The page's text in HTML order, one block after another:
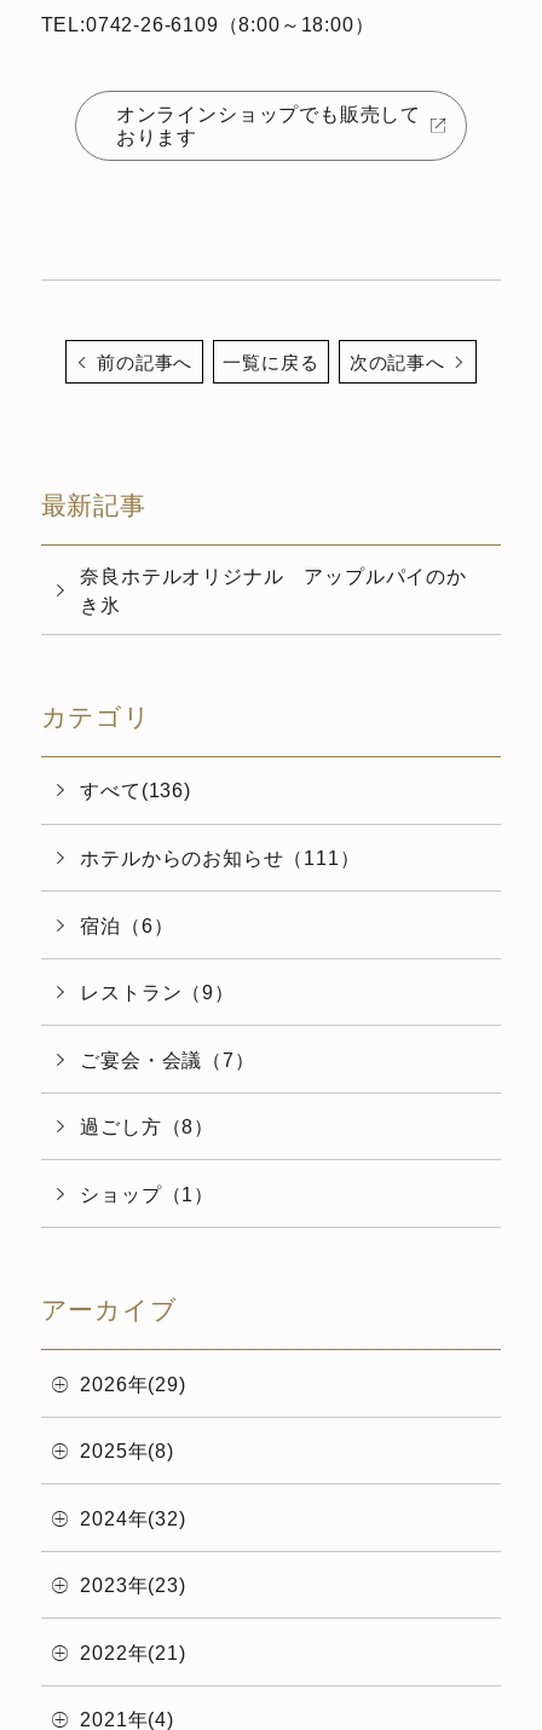
TEL:0742-26-6109（8:00～18:00）
オンラインショップでも販売して
おります
前の記事へ 一覧に戻る 次の記事へ
最新記事
奈良ホテルオリジナル アップルパイのか
き氷
カテゴリ
すべて(136)
ホテルからのお知らせ（111）
宿泊（6）
レストラン（9）
ご宴会・会議（7）
過ごし方（8）
ショップ（1）
アーカイブ
2026年(29)
2025年(8)
2024年(32)
2023年(23)
2022年(21)
2021年(4)